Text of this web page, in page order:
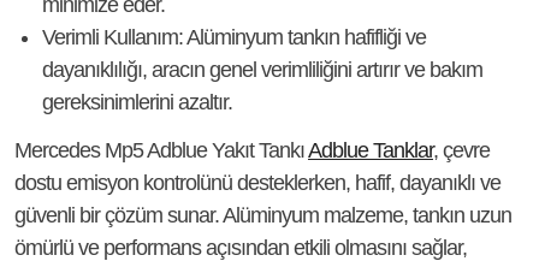
minimize eder.
Verimli Kullanım:Alüminyum tankın hafifliği ve
dayanıklılığı, aracın genel verimliliğini artırır ve bakım
gereksinimlerini azaltır.
Mercedes Mp5 Adblue Yakıt TankıAdblue Tanklar, çevre
dostu emisyon kontrolünü desteklerken, hafif, dayanıklı ve
güvenli bir çözüm sunar. Alüminyum malzeme, tankın uzun
ömürlü ve performans açısından etkili olmasını sağlar,